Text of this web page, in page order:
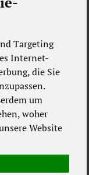
Targeting
Internet-
die Sie
um
woher
Website
in
eine
bringen?
für das EU-
und
Bio-Obst